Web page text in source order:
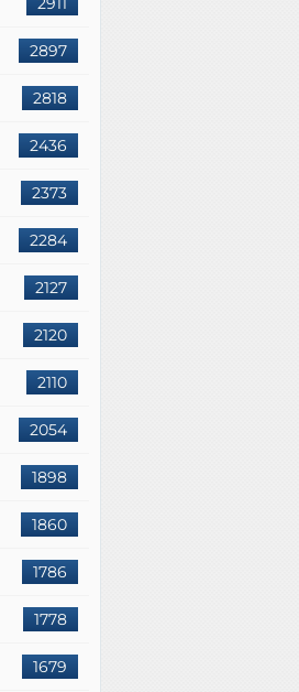
2897
2818
2436
2373
2284
2127
2120
2110
2054
1898
1860
1786
1778
1679